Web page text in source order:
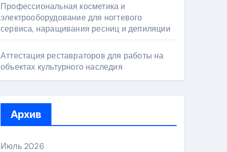
Профессиональная косметика и
электрооборудование для ногтевого
сервиса, наращивания ресниц и депиляции
Аттестация реставраторов для работы на
объектах культурного наследия
Архив
Июль 2026